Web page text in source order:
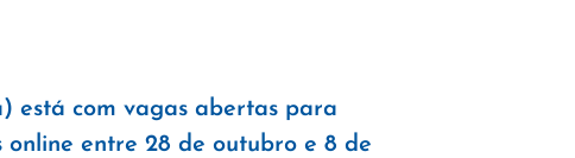
está com vagas abertas para
online entre 28 de outubro e 8 de